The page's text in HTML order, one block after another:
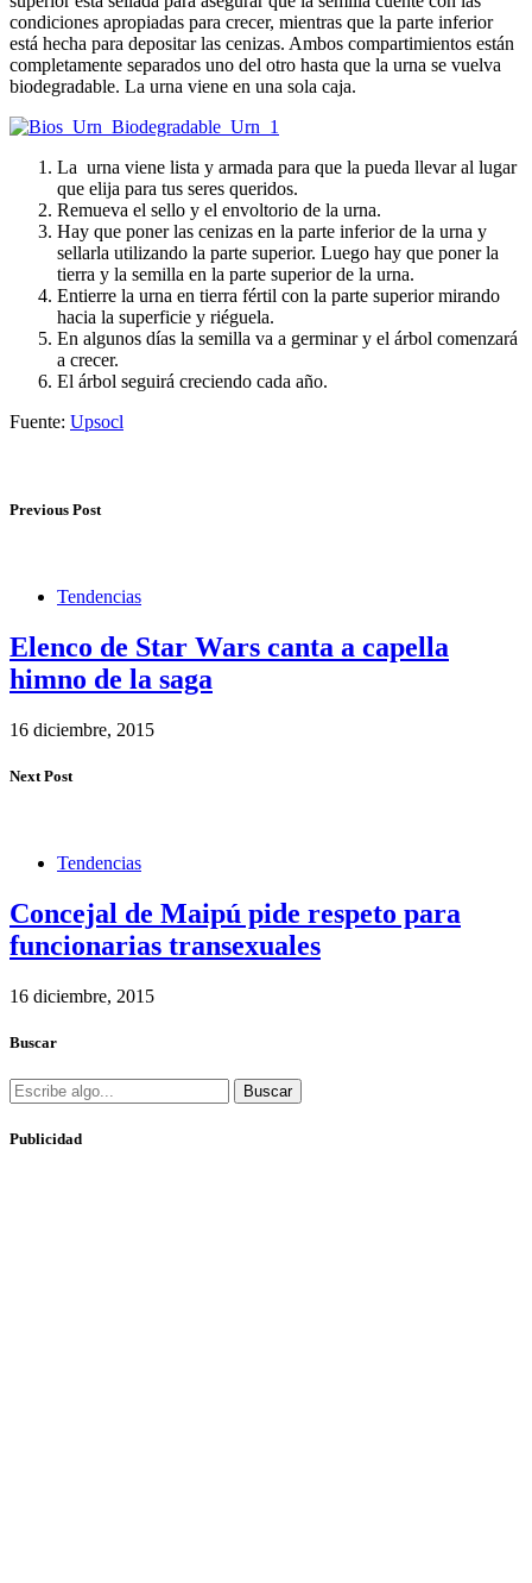
condiciones apropiadas para crecer, mientras que la parte inferior
está hecha para depositar las cenizas. Ambos compartimientos están
completamente separados uno del otro hasta que la urna se vuelva
biodegradable. La urna viene en una sola caja.
La urna viene lista y armada para que la pueda llevar al lugar
que elija para tus seres queridos.
Remueva el sello y el envoltorio de la urna.
Hay que poner las cenizas en la parte inferior de la urna y
sellarla utilizando la parte superior. Luego hay que poner la
tierra y la semilla en la parte superior de la urna.
Entierre la urna en tierra fértil con la parte superior mirando
hacia la superficie y riéguela.
En algunos días la semilla va a germinar y el árbol comenzará
a crecer.
El árbol seguirá creciendo cada año.
Fuente: Upsocl
Previous Post
Tendencias
Elenco de Star Wars canta a capella
himno de la saga
16 diciembre, 2015
Next Post
Tendencias
Concejal de Maipú pide respeto para
funcionarias transexuales
16 diciembre, 2015
Buscar
Buscar
Publicidad